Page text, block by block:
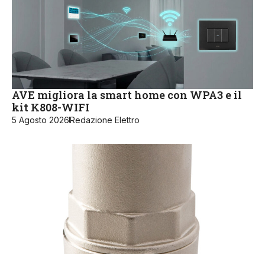
AVE migliora la smart home con WPA3 e il
kit K808-WIFI
5 Agosto 2026Redazione Elettro